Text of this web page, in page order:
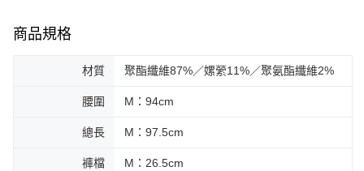
商品規格
材質 聚酯纖維87%／嫘縈11%／聚氨酯纖維2%
腰圍 M：94cm
總長 M：97.5cm
褲檔 M：26.5cm